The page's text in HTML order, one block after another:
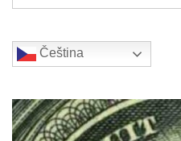
Čeština‎